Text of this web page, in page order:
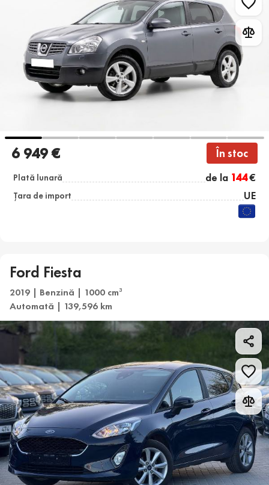
6 949 € În stoc
Plată lunară de la 144€
Țara de import UE
Ford Fiesta
2019 | Benzină | 1000 cm3
Automată | 139,596 km